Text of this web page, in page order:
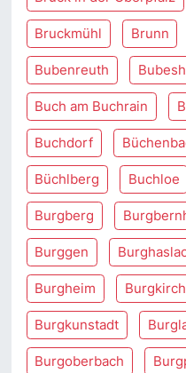
Bruckmühl Brunn
Bubenreuth
Buch am Buchrain
Buchdorf
Büchlberg Buchloe
Burgberg
Burggen
Burgheim
Burgkunstadt
Burgoberbach